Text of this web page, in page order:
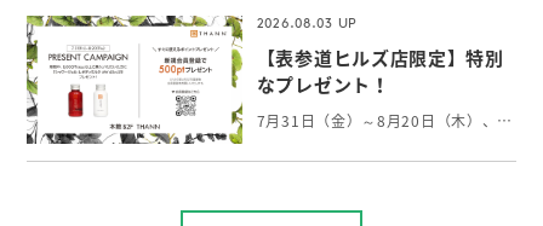
2026.08.03
【表参道ヒルズ店限定】特別
なプレゼント！
7月31日（金）～8月20日（木）、表参道ヒルズのメインエントランスにてTHANNのプロダクトを展示しております。 THANNの世界観を感じていただける特別な空間となっております。 展示期間中、表参道ヒルズ店で￥8,000以上ご購入いただいた方には 「シャワージェル・ボディミルクAW 各60mlセット」をプレゼントいたします。 THANN表参道ヒルズ店限定の特別キャンペーンになります。 皆様のご来店を心よりお待ちしております。 ※詳しくは店舗までお問い合わせください。 本館B2／THANN